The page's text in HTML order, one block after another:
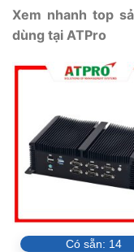
Xem nhanh top
dùng tại ATPro
Có sẵn: 14